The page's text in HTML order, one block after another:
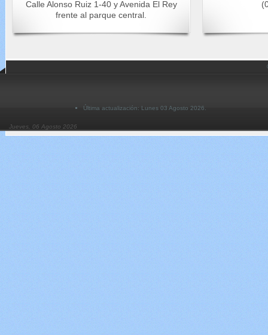
Calle Alonso Ruiz 1-40 y Avenida El Rey
frente al parque central.
Última actualización: Lunes 03 Agosto 2026.
Jueves, 06 Agosto 2026